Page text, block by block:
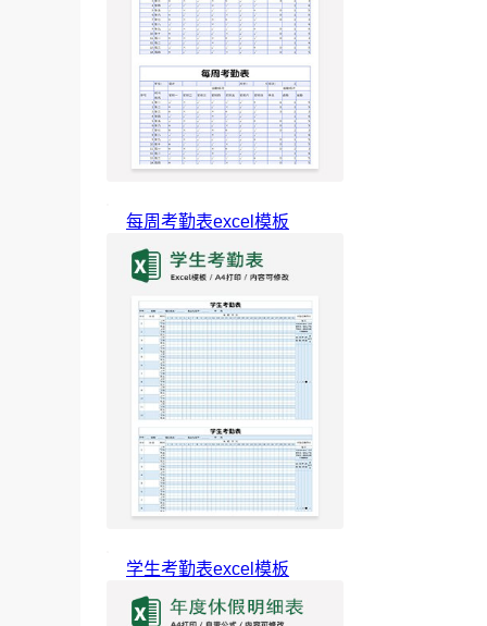
每周考勤表excel模板
学生考勤表excel模板